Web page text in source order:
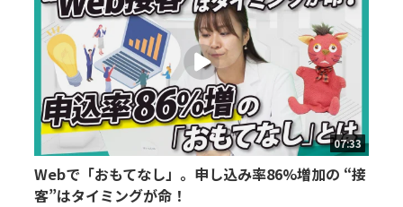
07:33
Webで「おもてなし」。申し込み率86%増加の “接
客”はタイミングが命！